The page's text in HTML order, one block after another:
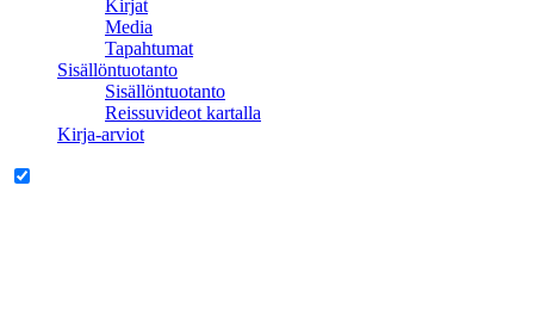
Kirjat
Media
Tapahtumat
Sisällöntuotanto
Sisällöntuotanto
Reissuvideot kartalla
Kirja-arviot